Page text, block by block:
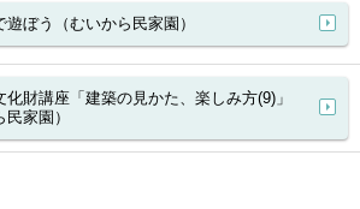
遊ぼう（むいから民家園）
化財講座「建築の見かた、楽しみ方(9)」
民家園）